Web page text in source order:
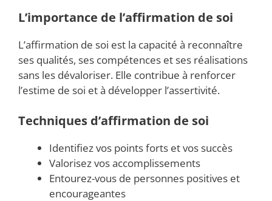
L’importance de l’affirmation de soi
L’affirmation de soi est la capacité à reconnaître
ses qualités, ses compétences et ses réalisations
sans les dévaloriser. Elle contribue à renforcer
l’estime de soi et à développer l’assertivité.
Techniques d’affirmation de soi
Identifiez vos points forts et vos succès
Valorisez vos accomplissements
Entourez-vous de personnes positives et
encourageantes